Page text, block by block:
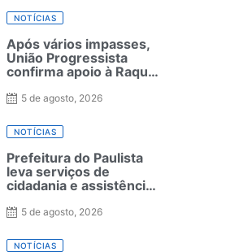
NOTÍCIAS
Após vários impasses,
União Progressista
confirma apoio à Raquel
5 de agosto, 2026
NOTÍCIAS
Prefeitura do Paulista
leva serviços de
cidadania e assistência
durante o Agosto Lilás
5 de agosto, 2026
NOTÍCIAS